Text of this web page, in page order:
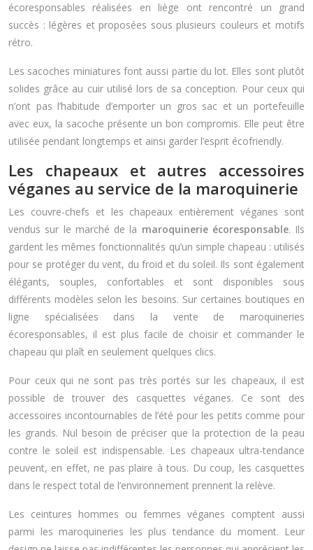
écoresponsables réalisées en liège ont rencontré un grand
succès : légères et proposées sous plusieurs couleurs et motifs
rétro.
Les sacoches miniatures font aussi partie du lot. Elles sont plutôt
solides grâce au cuir utilisé lors de sa conception. Pour ceux qui
n’ont pas l’habitude d’emporter un gros sac et un portefeuille
avec eux, la sacoche présente un bon compromis. Elle peut être
utilisée pendant longtemps et ainsi garder l’esprit écofriendly.
Les chapeaux et autres accessoires
véganes au service de la maroquinerie
Les couvre-chefs et les chapeaux entièrement véganes sont
vendus sur le marché de la maroquinerie écoresponsable. Ils
gardent les mêmes fonctionnalités qu’un simple chapeau : utilisés
pour se protéger du vent, du froid et du soleil. Ils sont également
élégants, souples, confortables et sont disponibles sous
différents modèles selon les besoins. Sur certaines boutiques en
ligne spécialisées dans la vente de maroquineries
écoresponsables, il est plus facile de choisir et commander le
chapeau qui plaît en seulement quelques clics.
Pour ceux qui ne sont pas très portés sur les chapeaux, il est
possible de trouver des casquettes véganes. Ce sont des
accessoires incontournables de l’été pour les petits comme pour
les grands. Nul besoin de préciser que la protection de la peau
contre le soleil est indispensable. Les chapeaux ultra-tendance
peuvent, en effet, ne pas plaire à tous. Du coup, les casquettes
dans le respect total de l’environnement prennent la relève.
Les ceintures hommes ou femmes véganes comptent aussi
parmi les maroquineries les plus tendance du moment. Leur